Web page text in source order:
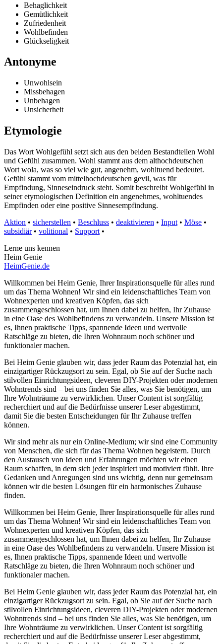
Behaglichkeit
Gemütlichkeit
Zufriedenheit
Wohlbefinden
Glückseligkeit
Antonyme
Unwohlsein
Missbehagen
Unbehagen
Unsicherheit
Etymologie
Das Wort Wohlgefühl setzt sich aus den beiden Bestandteilen Wohl
und Gefühl zusammen. Wohl stammt aus dem althochdeutschen
Wort wola, was so viel wie gut, angenehm, wohltuend bedeutet.
Gefühl stammt vom mittelhochdeutschen gevil, was für
Empfindung, Sinneseindruck steht. Somit beschreibt Wohlgefühl in
seiner etymologischen Definition ein angenehmes, wohltuendes
Empfinden oder eine positive Sinnesempfindung.
Aktion • sicherstellen • Beschluss • deaktivieren • Input • Möse •
subsidiär• volitional • Support •
Lerne uns kennen
Heim Genie
HeimGenie.de
Willkommen bei Heim Genie, Ihrer Inspirationsquelle für alles rund
um das Thema Wohnen! Wir sind ein leidenschaftliches Team von
Wohnexperten und kreativen Köpfen, das sich
zusammengeschlossen hat, um Ihnen dabei zu helfen, Ihr Zuhause
in eine Oase des Wohlbefindens zu verwandeln. Unsere Mission ist
es, Ihnen praktische Tipps, spannende Ideen und wertvolle
Ratschläge zu bieten, die Ihren Wohnraum noch schöner und
funktionaler machen.
Bei Heim Genie glauben wir, dass jeder Raum das Potenzial hat, ein
einzigartiger Rückzugsort zu sein. Egal, ob Sie auf der Suche nach
stilvollen Einrichtungsideen, cleveren DIY-Projekten oder modernen
Wohntrends sind – bei uns finden Sie alles, was Sie benötigen, um
Ihre Wohnträume zu verwirklichen. Unser Content ist sorgfältig
recherchiert und auf die Bedürfnisse unserer Leser abgestimmt,
damit Sie die besten Entscheidungen für Ihr Zuhause treffen
können.
Wir sind mehr als nur ein Online-Medium; wir sind eine Community
von Menschen, die sich für das Thema Wohnen begeistern. Durch
den Austausch von Ideen und Erfahrungen möchten wir einen
Raum schaffen, in dem sich jeder inspiriert und motiviert fühlt. Ihre
Gedanken und Anregungen sind uns wichtig, denn nur gemeinsam
können wir die besten Lösungen für ein harmonisches Zuhause
finden.
Willkommen bei Heim Genie, Ihrer Inspirationsquelle für alles rund
um das Thema Wohnen! Wir sind ein leidenschaftliches Team von
Wohnexperten und kreativen Köpfen, das sich
zusammengeschlossen hat, um Ihnen dabei zu helfen, Ihr Zuhause
in eine Oase des Wohlbefindens zu verwandeln. Unsere Mission ist
es, Ihnen praktische Tipps, spannende Ideen und wertvolle
Ratschläge zu bieten, die Ihren Wohnraum noch schöner und
funktionaler machen.
Bei Heim Genie glauben wir, dass jeder Raum das Potenzial hat, ein
einzigartiger Rückzugsort zu sein. Egal, ob Sie auf der Suche nach
stilvollen Einrichtungsideen, cleveren DIY-Projekten oder modernen
Wohntrends sind – bei uns finden Sie alles, was Sie benötigen, um
Ihre Wohnträume zu verwirklichen. Unser Content ist sorgfältig
recherchiert und auf die Bedürfnisse unserer Leser abgestimmt,